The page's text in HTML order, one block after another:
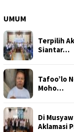
UMUM
Terpilih
Siantar…
Tafoo’lo
Moho…
Di
Aklamasi